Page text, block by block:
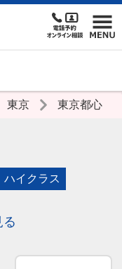
東京 東京都心
ハイクラス
る